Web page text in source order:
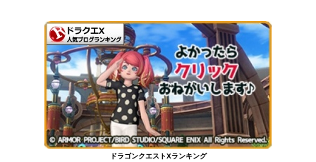
ドラゴンクエストXランキング